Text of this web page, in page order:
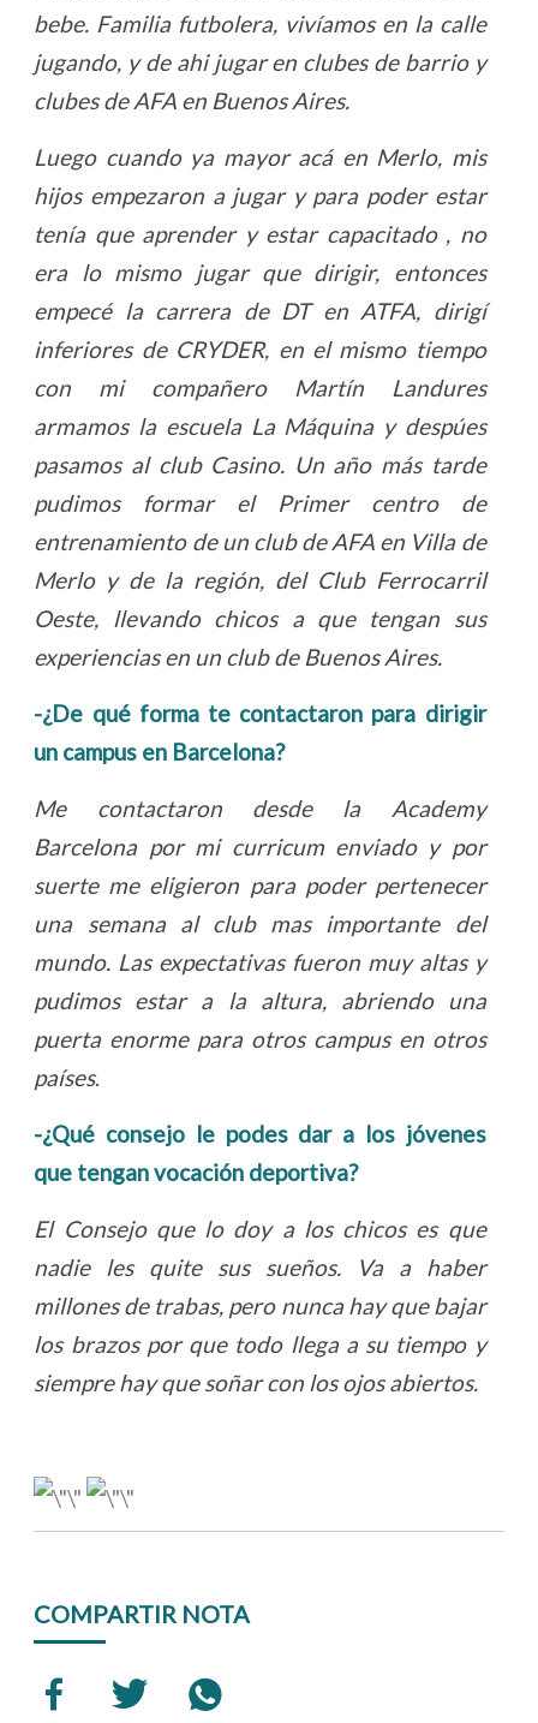
bebe. Familia futbolera, vivíamos en la calle
jugando, y de ahi jugar en clubes de barrio y
clubes de AFA en Buenos Aires.
Luego cuando ya mayor acá en Merlo, mis
hijos empezaron a jugar y para poder estar
tenía que aprender y estar capacitado , no
era lo mismo jugar que dirigir, entonces
empecé la carrera de DT en ATFA, dirigí
inferiores de CRYDER, en el mismo tiempo
con mi compañero Martín Landures
armamos la escuela La Máquina y despúes
pasamos al club Casino. Un año más tarde
pudimos formar el Primer centro de
entrenamiento de un club de AFA en Villa de
Merlo y de la región, del Club Ferrocarril
Oeste, llevando chicos a que tengan sus
experiencias en un club de Buenos Aires.
-¿De qué forma te contactaron para dirigir
un campus en Barcelona?
Me contactaron desde la Academy
Barcelona por mi curricum enviado y por
suerte me eligieron para poder pertenecer
una semana al club mas importante del
mundo. Las expectativas fueron muy altas y
pudimos estar a la altura, abriendo una
puerta enorme para otros campus en otros
países.
-¿Qué consejo le podes dar a los jóvenes
que tengan vocación deportiva?
El Consejo que lo doy a los chicos es que
nadie les quite sus sueños. Va a haber
millones de trabas, pero nunca hay que bajar
los brazos por que todo llega a su tiempo y
siempre hay que soñar con los ojos abiertos.
COMPARTIR NOTA